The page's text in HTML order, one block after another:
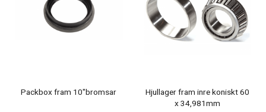
Packbox fram 10"bromsar
Hjullager fram inre koniskt 60
x 34,981mm